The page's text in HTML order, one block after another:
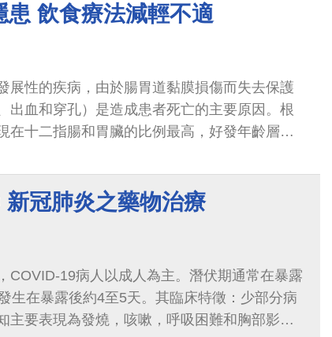
患 飲食療法減輕不適
展性的疾病，由於腸胃道黏膜損傷而失去保護
出血和穿孔）是造成患者死亡的主要原因。根
在十二指腸和胃臟的比例最高，好發年齡層為
冠肺炎之藥物治療
COVID-19病人以成人為主。潛伏期通常在暴露
生在暴露後約4至5天。其臨床特徵：少部分病
主要表現為發燒，咳嗽，呼吸困難和胸部影像